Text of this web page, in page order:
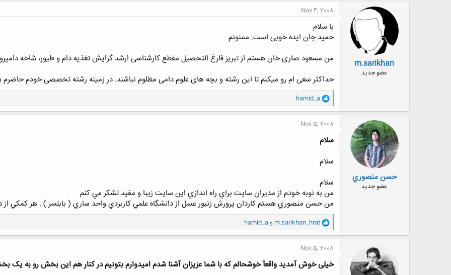
m.sarikhan
عضو جدید
Nov 4, 2008
با سلام
حمید جان ایده خوبی است. ممنونم
من مسعود صاری خان هستم از تبریز فارغ التحصیل مقطع کارشناسی ارشد گرایش تغذیه دام و طیور، شاخه
حداکثر سعی ام رو میکنم تا این رشته و بچه های علوم دامی مظلوم نباشند. در زمینه رشته تخصصی خودم
و
ا
ک
ن
ش
ا
hamid_a
حسن منصوري
عضو جدید
Nov 5, 2008
سلام
سلام
سلام
من به نوبه خودم از مديران سايت براي راه اندازي اين سايت زيبا و مفيد تشكر مي كنم
من حسن منصوري هستم كاردان پرورش زنبور عسل از دانشگاه علمي كاربردي واحد ساري ( بابلسر ) . هر كمكي از
و
ا
ک
ن
ش
ا
hrat
,
m.sarikhan و hamid_a
Nov 5, 2008
خیلی خوش آمدید واقعآ خوشحالم که با شما عزیزان آشنا شدم امیدوارم بتونیم در کنار هم این بخش رو به یک